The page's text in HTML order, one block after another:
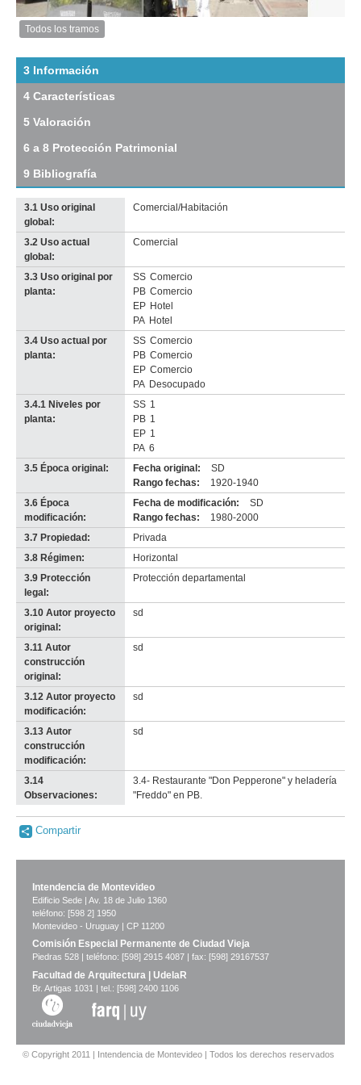
Anterior Pausa Siguiente
Imagen
tramo:
Sarandí
(Sa
Descargar
original
Todos los tramos
Imagen del tramo:
Bartolomé Mitre (BM 6)
Descarga tamaño completo
Anterior Pausa Siguiente
3 Información
4 Características
5 Valoración
6 a 8 Protección Patrimonial
9 Bibliografía
3.1 Uso original
global:
Comercial/Habitación
3.2 Uso actual
global:
Comercial
3.3 Uso original por
planta:
SS Comercio
PB Comercio
EP Hotel
PA Hotel
3.4 Uso actual por
planta:
SS Comercio
PB Comercio
EP Comercio
PA Desocupado
3.4.1 Niveles por
planta:
SS 1
PB 1
EP 1
PA 6
3.5 Época original:
Fecha original:
SD
Rango fechas:
1920-1940
3.6 Época
modificación:
Fecha de modificación:
SD
Rango fechas:
1980-2000
3.7 Propiedad:
Privada
3.8 Régimen:
Horizontal
3.9 Protección
legal:
Protección departamental
3.10 Autor proyecto
original:
sd
3.11 Autor
construcción
original:
sd
3.12 Autor proyecto
modificación:
sd
3.13 Autor
construcción
modificación:
sd
3.14
Observaciones:
3.4- Restaurante "Don Pepperone" y heladería
"Freddo" en PB.
Compartir
Intendencia de Montevideo
Edificio Sede | Av. 18 de Julio 1360
teléfono: [598 2] 1950
Montevideo - Uruguay | CP 11200
Comisión Especial Permanente de Ciudad Vieja
Piedras 528 | teléfono: [598] 2915 4087 | fax: [598] 29167537
Facultad de Arquitectura | UdelaR
Br. Artigas 1031 | tel.: [598] 2400 1106
© Copyright 2011 | Intendencia de Montevideo | Todos los derechos reservados